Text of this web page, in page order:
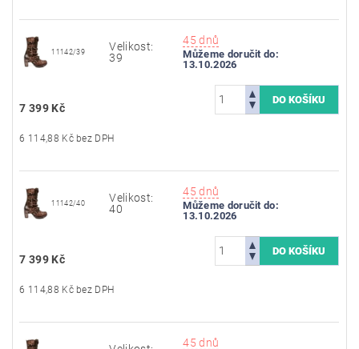
11142/39
Velikost:
39
45 dnů
Můžeme doručit do:
13.10.2026
7 399 Kč
6 114,88 Kč bez DPH
11142/40
Velikost:
40
45 dnů
Můžeme doručit do:
13.10.2026
7 399 Kč
6 114,88 Kč bez DPH
45 dnů